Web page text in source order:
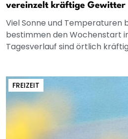
vereinzelt kräftige Gewitter
Viel Sonne und Temperaturen
bestimmen den Wochenstart
Tagesverlauf sind örtlich
FREIZEIT